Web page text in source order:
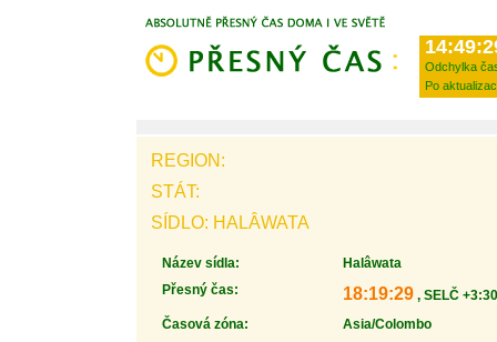
Odchylka
Po
REGION:
STÁT:
SÍDLO: HALÂWATA
Název sídla:
Halâwata
Přesný čas:
18:19:29 , SELČ
Časová zóna:
Asia/Colombo